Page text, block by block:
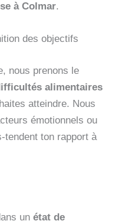
à Colmar.
des objectifs
nous prenons le
alimentaires
atteindre. Nous
émotionnels ou
tendent ton rapport à
un état de